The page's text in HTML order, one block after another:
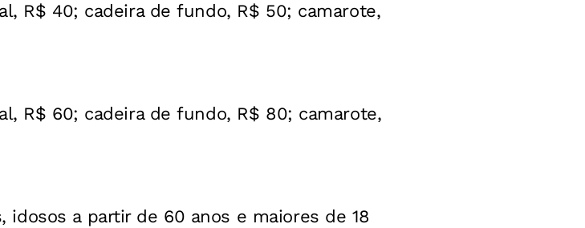
R$ 40; cadeira de fundo, R$ 50; camarote,
R$ 60; cadeira de fundo, R$ 80; camarote,
idosos a partir de 60 anos e maiores de 18